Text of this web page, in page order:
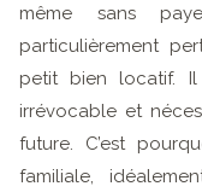
même sans
particulièrement
petit bien locatif.
irrévocable et
future. C’est
familiale,